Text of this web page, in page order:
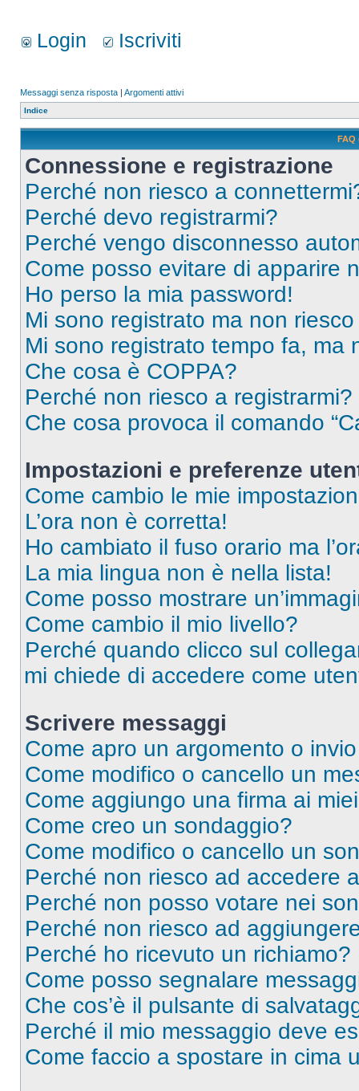
Login Iscriviti
Messaggi senza risposta | Argomenti attivi
Indice
FAQ
Connessione e registrazione
Perché non riesco a
Perché devo registrarmi?
Perché vengo disconnesso
Come posso evitare di apparire
Ho perso la mia password!
Mi sono registrato ma non
Mi sono registrato tempo fa, ma
Che cosa è COPPA?
Perché non riesco a registrarmi?
Che cosa provoca il comando
Impostazioni e preferenze
Come cambio le mie
L’ora non è corretta!
Ho cambiato il fuso orario ma
La mia lingua non è nella lista!
Come posso mostrare
Come cambio il mio livello?
Perché quando clicco sul
mi chiede di accedere come
Scrivere messaggi
Come apro un argomento o
Come modifico o cancello un
Come aggiungo una firma ai
Come creo un sondaggio?
Come modifico o cancello un
Perché non riesco ad accedere
Perché non posso votare nei
Perché non riesco ad
Perché ho ricevuto un richiamo?
Come posso segnalare
Che cos’è il pulsante di
Perché il mio messaggio deve
Come faccio a spostare in cima